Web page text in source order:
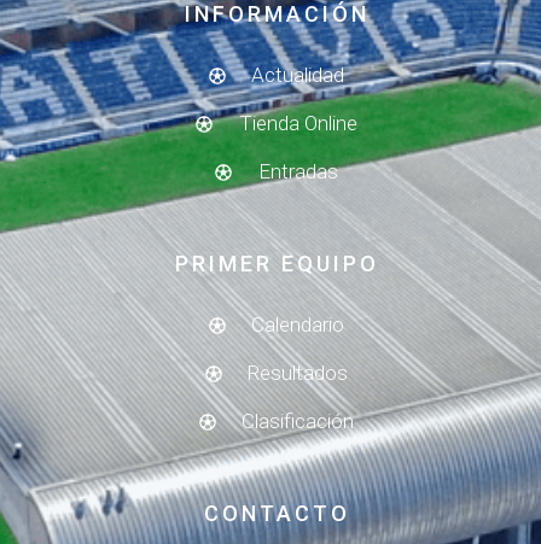
INFORMACIÓN
Actualidad
Tienda Online
Entradas
PRIMER EQUIPO
Calendario
Resultados
Clasificación
CONTACTO